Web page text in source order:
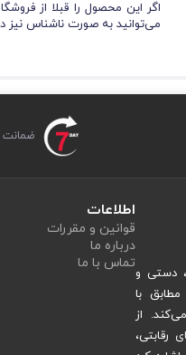
اگر این محصول را قبلا از
می‌توانید به صورت ناشناس نیز
ضمانت 7 روز بازگشت
برقی، دستی و
با
از
رقابتی،
اطلاعات
قوانین و مقررات
درباره ما
تماس با ما